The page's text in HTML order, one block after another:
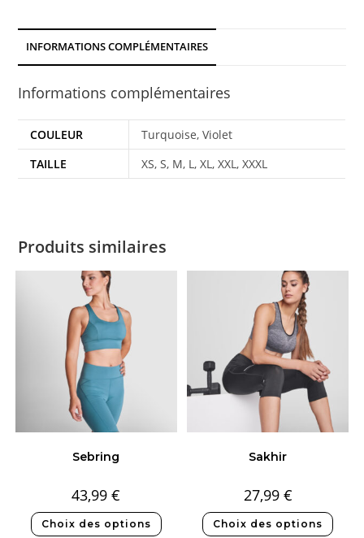
INFORMATIONS COMPLÉMENTAIRES
Informations complémentaires
COULEUR
Turquoise, Violet
TAILLE
XS, S, M, L, XL, XXL, XXXL
Produits similaires
Sebring
43,99€
Choix des options
Sakhir
27,99 €
Choix des options